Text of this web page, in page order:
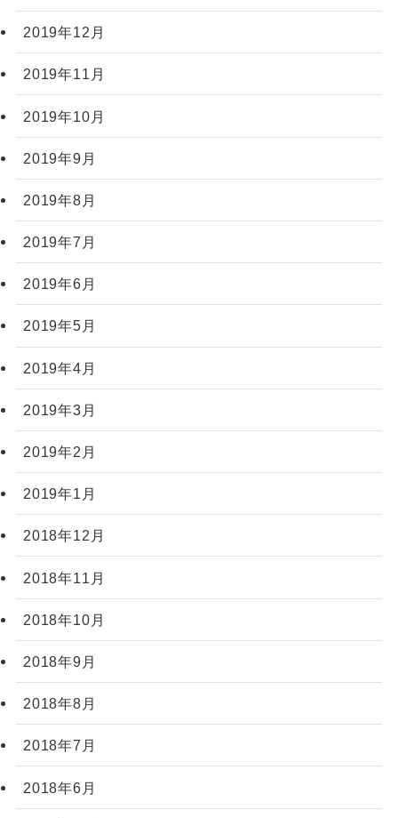
2019年12月
2019年11月
2019年10月
2019年9月
2019年8月
2019年7月
2019年6月
2019年5月
2019年4月
2019年3月
2019年2月
2019年1月
2018年12月
2018年11月
2018年10月
2018年9月
2018年8月
2018年7月
2018年6月